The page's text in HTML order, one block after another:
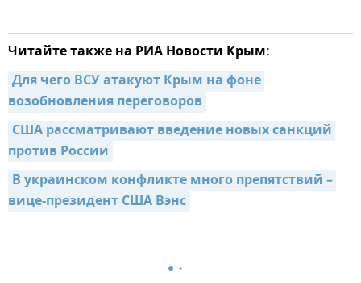
Читайте также на РИА Новости Крым:
Для чего ВСУ атакуют Крым на фоне
возобновления переговоров
США рассматривают введение новых санкций
против России
В украинском конфликте много препятствий –
вице-президент США Вэнс